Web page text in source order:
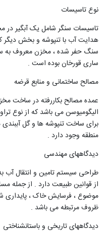
نوع تاسیسات
تاسیسات سنگر شامل یک آبگیر
هدایت آب با تنپوشه و بخش دیگر
سنگ حفر شده ، مخزن معروف به
ساری قورخان بوده است .
مصالح ساختمانی و منابع قرضه
عمده مصالح بکاررفته در ساخت
الیگومیوسن می باشد که از نوع
برای ساخت تنپوشه ها و گل آببندی
منطقه وجود دارد .
دیدگاههای مهندسی
طراحی سیستم تامین و انتقال آب
از قوانین طبیعت دارد . از جمله
موضوع ، فرسایش خاک ، پایداری
ظروف مرتبطه می باشد .
دیدگاههای تاریخی و باستانشناختی